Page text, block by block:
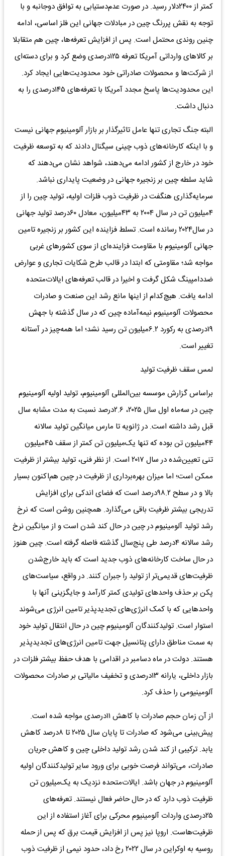
کمتر از ۲۴۰۰دلار رسید. در صورت عدم‌دستیابی به توافق دوجانبه و با
توجه به نقش پررنگ چین در مبادلات جهانی این فلز اساسی، ادامه
چنین روندی محتمل است. پس از افزایش تعرفه‌‌‌ها، چین هم متقابلا
بر کالاهای وارداتی آمریکا تعرفه ۱۲۵درصدی وضع کرد و برای دسته‌‌‌ای
از شرکت‌ها و محصولات صادراتی خود محدودیت‌هایی ایجاد کرد.
این محدودیت‌ها پاسخ مجدد آمریکا با تعرفه‌‌‌های ۱۴۵درصدی را به
دنبال داشت.
البته جنگ تجاری تنها عامل تاثیرگذار بر بازار آلومینیوم جهانی نیست
و با اینکه کارخانه‌‌‌های ذوب چینی سیگنال دادند که به توسعه ظرفیت
خود در خارج از کشور ادامه می‌دهند، شواهد نشان می‌دهند که
شاید سلطه چین بر زنجیره جهانی در وضعیت پایداری نباشد.
سرمایه‌گذاری هنگفت در ظرفیت ذوب فلزات اولیه، تولید چین را از
۴میلیون تن در سال ۲۰۰۴ به ۴۳میلیون، معادل ۶۰‌درصد تولید جهانی
در سال۲۰۲۴ رسانده است. تسلط فزاینده این کشور بر زنجیره تامین
جهانی آلومینیوم با مقاومت فزاینده‌‌‌ای از سوی کشورهای غربی
مواجه شد؛ مقاومتی که ابتدا در قالب طرح شکایات تجاری و عوارض
ضددامپینگ شکل گرفت و اخیرا در قالب تعرفه‌‌‌های ایالات‌متحده
ادامه یافت. هیچ‌کدام از اینها مانع رشد این صنعت و صادرات
محصولات آلومینیوم نیمه‌آماده چین که در سال گذشته با جهش
۱۹درصدی به رکورد ۶.۲میلیون تن رسید نشد؛ اما همه‌چیز در آستانه
تغییر است.
لمس سقف ظرفیت تولید
براساس گزارش موسسه بین‌المللی آلومینیوم، تولید اولیه آلومینیوم
چین در سه‌ماه اول سال ۲۰۲۵، ۲.۶‌درصد نسبت به مدت مشابه سال
قبل رشد داشته است. در ژانویه تا مارس میانگین تولید سالانه
۴۴میلیون تن بوده که تنها یک‌میلیون تن کمتر از سقف ۴۵میلیون
تنی تعیین‌شده در سال ۲۰۱۷ است. از نظر فنی، تولید بیشتر از ظرفیت
ممکن است؛ اما میزان بهره‌‌‌برداری از ظرفیت در چین هم‌‌‌اکنون بسیار
بالا و در سطح ۹۸.۲‌درصد است که فضای اندکی برای افزایش
تدریجی بیشتر ظرفیت باقی می‌‌‌گذارد. همچنین روشن است که نرخ
رشد تولید آلومینیوم در چین در حال کند شدن است و از میانگین نرخ
رشد سالانه ۴‌درصد طی پنج‌سال گذشته فاصله گرفته است. چین هنوز
در حال ساخت کارخانه‌‌‌های ذوب جدید است که باید خارج‌شدن
ظرفیت‌‌‌های قدیمی‌‌‌تر از تولید را جبران کنند. در واقع، سیاست‌‌‌های
پکن بر حذف واحدهای تولیدی کمتر کارآمد و جایگزینی آنها با
واحدهایی که با کمک انرژی‌‌‌های تجدیدپذیر تامین انرژی می‌‌‌شوند
استوار است. تولیدکنندگان آلومینیوم چین در حال انتقال تولید خود
به سمت مناطق دارای پتانسیل جهت تامین انرژی‌‌‌های تجدیدپذیر
هستند. دولت در ماه دسامبر در اقدامی با هدف حفظ بیشتر فلزات در
بازار داخلی، یارانه ۱۳درصدی و تخفیف مالیاتی بر صادرات محصولات
آلومینیومی را حذف کرد.
از آن زمان حجم صادرات با کاهش ۱۱درصدی مواجه شده است.
پیش‌بینی می‌شود که صادرات تا پایان سال ۲۰۲۵ تا ۸‌درصد کاهش
یابد. ترکیبی از کند شدن رشد تولید داخلی چین و کاهش جریان
صادرات، می‌‌‌تواند فرصت خوبی برای ورود سایر تولیدکنندگان اولیه
آلومینیوم در جهان باشد. ایالات‌متحده نزدیک به یک‌میلیون تن
ظرفیت ذوب دارد که در حال حاضر فعال نیستند. تعرفه‌‌‌های
۲۵درصدی واردات آلومینیوم محرکی برای آغاز استفاده از این
ظرفیت‌‌‌هاست. اروپا نیز پس از افزایش قیمت برق که پس از حمله
روسیه به اوکراین در سال ۲۰۲۲ رخ داد، حدود نیمی از ظرفیت ذوب